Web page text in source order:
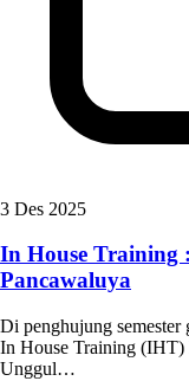
3 Des 2025
In House Training
Pancawaluya
Di penghujung semester
In House Training (IHT)
Unggul…